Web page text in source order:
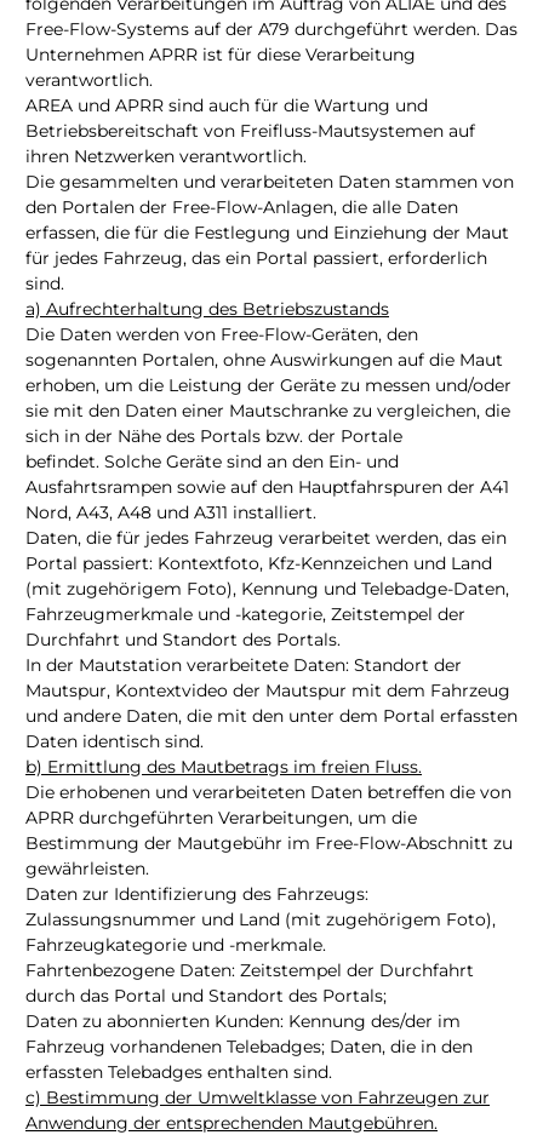
Free-Flow-Systems auf der A79 durchgeführt werden. Das
Unternehmen APRR ist für diese Verarbeitung
verantwortlich.
AREA und APRR sind auch für die Wartung und
Betriebsbereitschaft von Freifluss-Mautsystemen auf
ihren Netzwerken verantwortlich.
Die gesammelten und verarbeiteten Daten stammen von
den Portalen der Free-Flow-Anlagen, die alle Daten
erfassen, die für die Festlegung und Einziehung der Maut
für jedes Fahrzeug, das ein Portal passiert, erforderlich
sind.
a) Aufrechterhaltung des Betriebszustands
Die Daten werden von Free-Flow-Geräten, den
sogenannten Portalen, ohne Auswirkungen auf die Maut
erhoben, um die Leistung der Geräte zu messen und/oder
sie mit den Daten einer Mautschranke zu vergleichen, die
sich in der Nähe des Portals bzw. der Portale
befindet. Solche Geräte sind an den Ein- und
Ausfahrtsrampen sowie auf den Hauptfahrspuren der A41
Nord, A43, A48 und A311 installiert.
Daten, die für jedes Fahrzeug verarbeitet werden, das ein
Portal passiert: Kontextfoto, Kfz-Kennzeichen und Land
(mit zugehörigem Foto), Kennung und Telebadge-Daten,
Fahrzeugmerkmale und -kategorie, Zeitstempel der
Durchfahrt und Standort des Portals.
In der Mautstation verarbeitete Daten: Standort der
Mautspur, Kontextvideo der Mautspur mit dem Fahrzeug
und andere Daten, die mit den unter dem Portal erfassten
Daten identisch sind.
b) Ermittlung des Mautbetrags im freien Fluss.
Die erhobenen und verarbeiteten Daten betreffen die von
APRR durchgeführten Verarbeitungen, um die
Bestimmung der Mautgebühr im Free-Flow-Abschnitt zu
gewährleisten.
Daten zur Identifizierung des Fahrzeugs:
Zulassungsnummer und Land (mit zugehörigem Foto),
Fahrzeugkategorie und -merkmale.
Fahrtenbezogene Daten: Zeitstempel der Durchfahrt
durch das Portal und Standort des Portals;
Daten zu abonnierten Kunden: Kennung des/der im
Fahrzeug vorhandenen Telebadges; Daten, die in den
erfassten Telebadges enthalten sind.
c) Bestimmung der Umweltklasse von Fahrzeugen zur
Anwendung der entsprechenden Mautgebühren.